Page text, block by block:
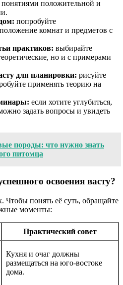
понятиями положительной и
попробуйте
комнат и предметов с
практиков: выбирайте
но и с примерами
для планировки: рисуйте
применять теорию на
если хотите углубиться,
задать вопросы и увидеть
породы: что нужно знать
питомца
освоения васту?
Чтобы понять её суть, обращайте
моменты:
Практический совет
Кухня и очаг должны
размещаться на юго-востоке
дома.